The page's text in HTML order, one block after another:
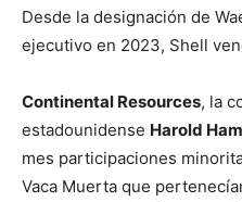
Desde la designación de
ejecutivo en 2023, Shell
Continental Resources, la
estadounidense Harold
mes participaciones
Vaca Muerta que